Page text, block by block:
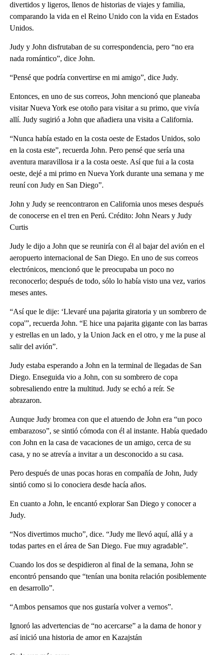
divertidos y ligeros, llenos de historias de viajes y familia,
comparando la vida en el Reino Unido con la vida en Estados
Unidos.
Judy y John disfrutaban de su correspondencia, pero “no era
nada romántico”, dice John.
“Pensé que podría convertirse en mi amigo”, dice Judy.
Entonces, en uno de sus correos, John mencionó que planeaba
visitar Nueva York ese otoño para visitar a su primo, que vivía
allí. Judy sugirió a John que añadiera una visita a California.
“Nunca había estado en la costa oeste de Estados Unidos, solo
en la costa este”, recuerda John. Pero pensé que sería una
aventura maravillosa ir a la costa oeste. Así que fui a la costa
oeste, dejé a mi primo en Nueva York durante una semana y me
reuní con Judy en San Diego”.
John y Judy se reencontraron en California unos meses después
de conocerse en el tren en Perú. Crédito: John Nears y Judy
Curtis
Judy le dijo a John que se reuniría con él al bajar del avión en el
aeropuerto internacional de San Diego. En uno de sus correos
electrónicos, mencionó que le preocupaba un poco no
reconocerlo; después de todo, sólo lo había visto una vez, varios
meses antes.
“Así que le dije: ‘Llevaré una pajarita giratoria y un sombrero de
copa'”, recuerda John. “E hice una pajarita gigante con las barras
y estrellas en un lado, y la Union Jack en el otro, y me la puse al
salir del avión”.
Judy estaba esperando a John en la terminal de llegadas de San
Diego. Enseguida vio a John, con su sombrero de copa
sobresaliendo entre la multitud. Judy se echó a reír. Se
abrazaron.
Aunque Judy bromea con que el atuendo de John era “un poco
embarazoso”, se sintió cómoda con él al instante. Había quedado
con John en la casa de vacaciones de un amigo, cerca de su
casa, y no se atrevía a invitar a un desconocido a su casa.
Pero después de unas pocas horas en compañía de John, Judy
sintió como si lo conociera desde hacía años.
En cuanto a John, le encantó explorar San Diego y conocer a
Judy.
“Nos divertimos mucho”, dice. “Judy me llevó aquí, allá y a
todas partes en el área de San Diego. Fue muy agradable”.
Cuando los dos se despidieron al final de la semana, John se
encontró pensando que “tenían una bonita relación posiblemente
en desarrollo”.
“Ambos pensamos que nos gustaría volver a vernos”.
Ignoró las advertencias de “no acercarse” a la dama de honor y
así inició una historia de amor en Kazajstán